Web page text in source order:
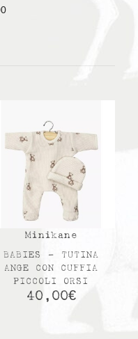
Minikane
BABIES – TUTINA
ANGE CON CUFFIA
PICCOLI ORSI
40,00€